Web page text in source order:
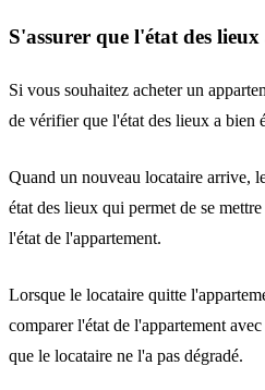
S'assurer que l'état des lieux
Si vous souhaitez acheter un
de vérifier que l'état des lieux a bien
Quand un nouveau locataire arrive,
état des lieux qui permet de se
l'état de l'appartement.
Lorsque le locataire quitte
comparer l'état de l'appartement
que le locataire ne l'a pas dégradé.